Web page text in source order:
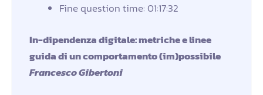
Fine question time: 01:17:32
In-dipendenza digitale: metriche e linee
guida di un comportamento (im)possibile
Francesco Gibertoni